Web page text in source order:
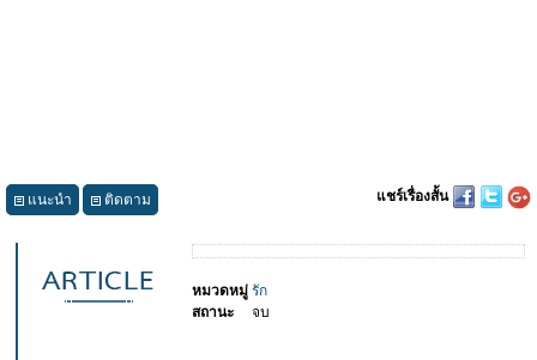
แนะนำ ติดตาม แชร์เรื่องสั้น
หมวดหมู่ รัก
สถานะ
จบ